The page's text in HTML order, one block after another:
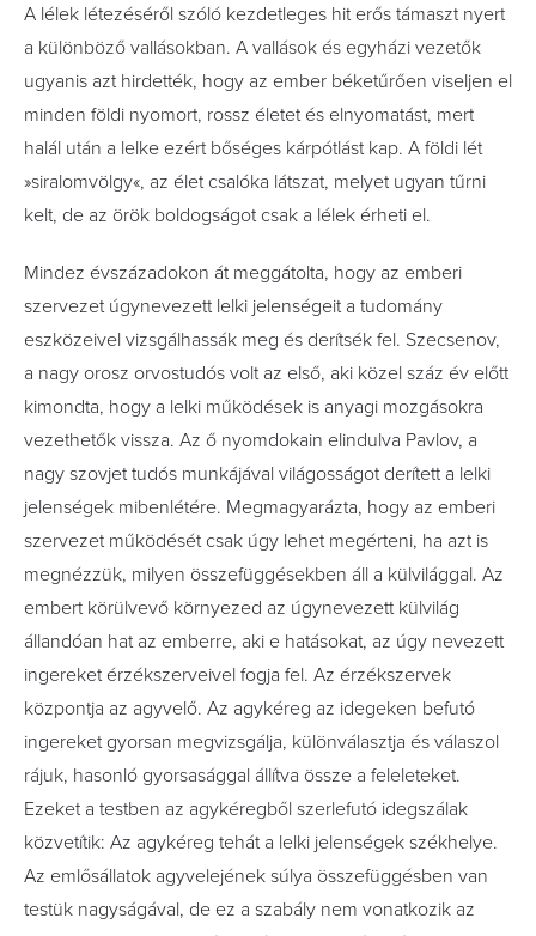
A lélek létezéséről szóló kezdetleges hit erős támaszt nyert
a különböző vallásokban. A vallások és egyházi vezetők
ugyanis azt hirdették, hogy az ember béketűrően viseljen el
minden földi nyomort, rossz életet és elnyomatást, mert
halál után a lelke ezért bőséges kárpótlást kap. A földi lét
»siralomvölgy«, az élet csalóka látszat, melyet ugyan tűrni
kelt, de az örök boldogságot csak a lélek érheti el.
Mindez évszázadokon át meggátolta, hogy az emberi
szervezet úgynevezett lelki jelenségeit a tudomány
eszközeivel vizsgálhassák meg és derítsék fel. Szecsenov,
a nagy orosz orvostudós volt az első, aki közel száz év előtt
kimondta, hogy a lelki működések is anyagi mozgásokra
vezethetők vissza. Az ő nyomdokain elindulva Pavlov, a
nagy szovjet tudós munkájával világosságot derített a lelki
jelenségek mibenlétére. Megmagyarázta, hogy az emberi
szervezet működését csak úgy lehet megérteni, ha azt is
megnézzük, milyen összefüggésekben áll a külvilággal. Az
embert körülvevő környezed az úgynevezett külvilág
állandóan hat az emberre, aki e hatásokat, az úgy nevezett
ingereket érzékszerveivel fogja fel. Az érzékszervek
központja az agyvelő. Az agykéreg az idegeken befutó
ingereket gyorsan megvizsgálja, különválasztja és válaszol
rájuk, hasonló gyorsasággal állítva össze a feleleteket.
Ezeket a testben az agykéregből szerlefutó idegszálak
közvetítik: Az agykéreg tehát a lelki jelenségek székhelye.
Az emlősállatok agyvelejének súlya összefüggésben van
testük nagyságával, de ez a szabály nem vonatkozik az